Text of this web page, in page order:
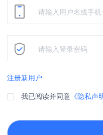
注册新用户
我已阅读并同意 《隐私声